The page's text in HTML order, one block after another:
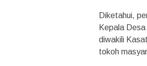
Diketahui,
Kepala
diwakili
tokoh